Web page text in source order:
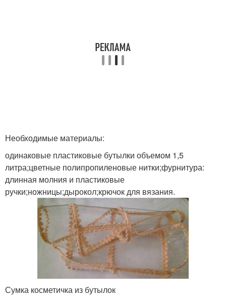
Необходимые материалы:
одинаковые пластиковые бутылки объемом 1,5
литра;цветные полипропиленовые нитки;фурнитура:
длинная молния и пластиковые
ручки;ножницы;дырокол;крючок для вязания.
Сумка косметичка из бутылок